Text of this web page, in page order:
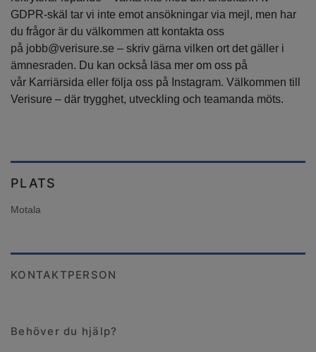
GDPR-skäl tar vi inte emot ansökningar via mejl, men har
du frågor är du välkommen att kontakta oss
på jobb@verisure.se – skriv gärna vilken ort det gäller i
ämnesraden. Du kan också läsa mer om oss på
vår Karriärsida eller följa oss på Instagram. Välkommen till
Verisure – där trygghet, utveckling och teamanda möts.
PLATS
Motala
KONTAKTPERSON
Behöver du hjälp?